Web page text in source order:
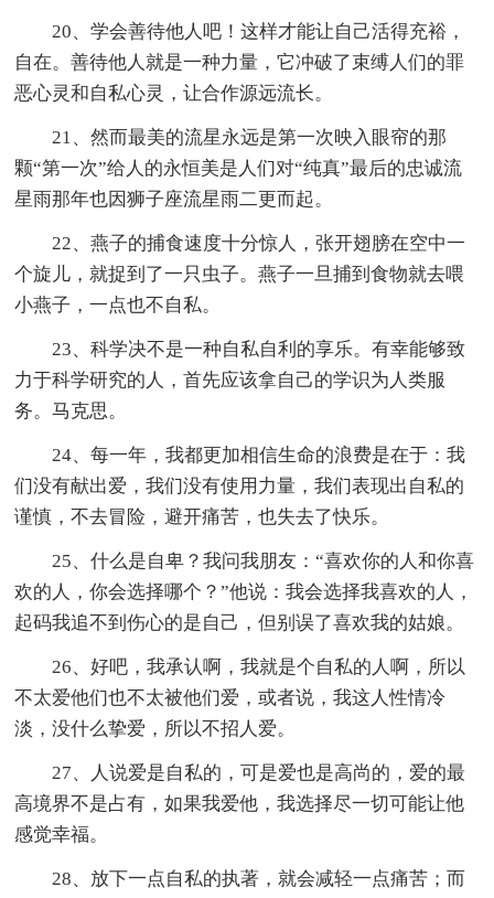
20、学会善待他人吧！这样才能让自己活得充裕，
自在。善待他人就是一种力量，它冲破了束缚人们的罪
恶心灵和自私心灵，让合作源远流长。
21、然而最美的流星永远是第一次映入眼帘的那
颗“第一次”给人的永恒美是人们对“纯真”最后的忠诚流
星雨那年也因狮子座流星雨二更而起。
22、燕子的捕食速度十分惊人，张开翅膀在空中一
个旋儿，就捉到了一只虫子。燕子一旦捕到食物就去喂
小燕子，一点也不自私。
23、科学决不是一种自私自利的享乐。有幸能够致
力于科学研究的人，首先应该拿自己的学识为人类服
务。马克思。
24、每一年，我都更加相信生命的浪费是在于：我
们没有献出爱，我们没有使用力量，我们表现出自私的
谨慎，不去冒险，避开痛苦，也失去了快乐。
25、什么是自卑？我问我朋友：“喜欢你的人和你喜
欢的人，你会选择哪个？”他说：我会选择我喜欢的人，
起码我追不到伤心的是自己，但别误了喜欢我的姑娘。
26、好吧，我承认啊，我就是个自私的人啊，所以
不太爱他们也不太被他们爱，或者说，我这人性情冷
淡，没什么挚爱，所以不招人爱。
27、人说爱是自私的，可是爱也是高尚的，爱的最
高境界不是占有，如果我爱他，我选择尽一切可能让他
感觉幸福。
28、放下一点自私的执著，就会减轻一点痛苦；而